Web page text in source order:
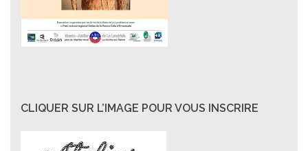
CLIQUER SUR L’IMAGE POUR VOUS INSCRIRE